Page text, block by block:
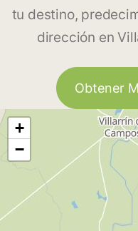
tu destino,
dirección en
Obtener
+
−